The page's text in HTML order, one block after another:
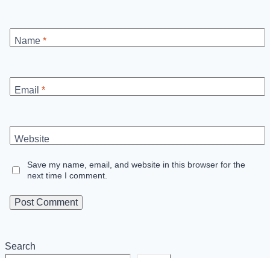
Name *
Email *
Website
Save my name, email, and website in this browser for the
next time I comment.
Search